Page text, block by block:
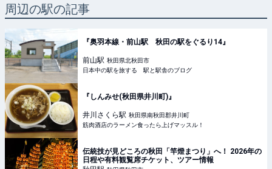
周辺の駅の記事
『奥羽本線・前山駅 秋田の駅をぐるり14』
前山駅 秋田県北秋田市
日本中の駅を旅する 駅と駅舎のブログ
『しんみせ(秋田県井川町)』
井川さくら駅 秋田県南秋田郡井川町
筋肉酒店のラーメン食ったら上げマッスル！
伝統技が見どころの秋田「竿燈まつり」へ！ 2026年の
日程や有料観覧席チケット、ツアー情報